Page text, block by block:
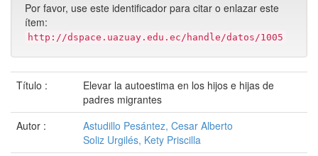
Por favor, use este identificador para citar o enlazar este
ítem:
http://dspace.uazuay.edu.ec/handle/datos/1005
Título :
Elevar la autoestima en los hijos e hijas de
padres migrantes
Autor :
Astudillo Pesántez, Cesar Alberto
Soliz Urgilés, Kety Priscilla